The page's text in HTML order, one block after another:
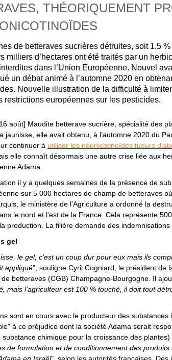
THÉORIQUEMENT
de betteraves sucrières détruites, soit 1,5
milliers d’hectares ont été traités par un
dans l’Union Européenne. Nouvel
un débat animé à l’automne 2020 en
Nouvelle illustration de la difficulté à
restrictions européennes sur les pesticides.
août] Maudite betterave sucrière, spécialité des
jaunisse, elle avait obtenu, à l’automne 2020 du
continuer à utiliser les néonicotinoïdes tueurs
elle connaît désormais une autre crise liée aux
Adama.
il y a quelques semaines de la présence de
sur 5 000 hectares de champ de betteraves
le ministère de l'Agriculture a ordonné la
le nord et l'est de la France. Cela représente
production. La filière demande des indemnisations
gel
le gel, c'est un coup dur pour eux mais ils
appliqué", souligne Cyril Cogniard, le président de
betteraves (CGB) Champagne-Bourgogne. Il
mais l'agriculteur est 100 % touché, il doit tout
sont en cours avec le producteur des
à ce préjudice dont la société Adama serait
substance chimique pour la croissance des plantes)
de formulation et de conditionnement des